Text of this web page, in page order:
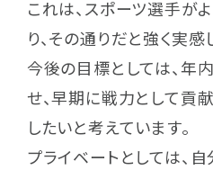
これは、スポーツ選手が
り、その通りだと強く実感
今後の目標としては、年
せ、早期に戦力として貢
したいと考えています。
プライベートとしては、